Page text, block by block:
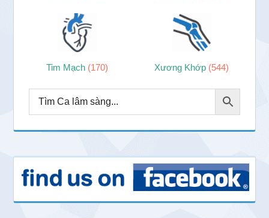
Tim Mạch (170) Xương Khớp (544)